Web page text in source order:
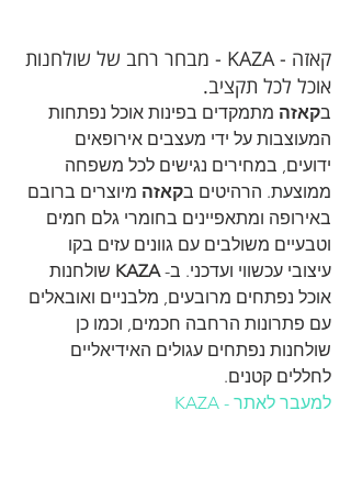
קאזה - KAZA - מבחר רחב של שולחנות
אוכל לכל תקציב.
בקאזה מתמקדים בפינות אוכל נפתחות
המעוצבות על ידי מעצבים אירופאים
ידועים, במחירים נגישים לכל משפחה
ממוצעת. הרהיטים בקאזה מיוצרים ברובם
באירופה ומתאפיינים בחומרי גלם חמים
וטבעיים משולבים עם גוונים עזים בקו
עיצובי עכשווי ועדכני. ב- KAZA שולחנות
אוכל נפתחים מרובעים, מלבניים ואובאלים
עם פתרונות הרחבה חכמים, וכמו כן
שולחנות נפתחים עגולים האידיאליים
לחללים קטנים.
למעבר לאתר - KAZA